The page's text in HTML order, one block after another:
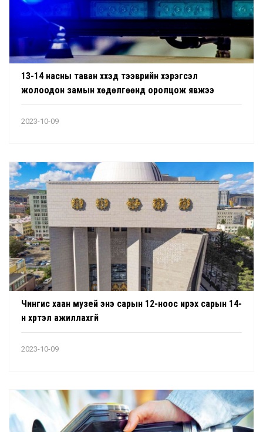
13-14 насны таван хүүхэд тээврийн хэрэгсэл
жолоодон замын хөдөлгөөнд оролцож явжээ
2023-10-09
Чингис хаан музей энэ сарын 12-ноос ирэх сарын 14-
н хүртэл ажиллахгүй
2023-10-09